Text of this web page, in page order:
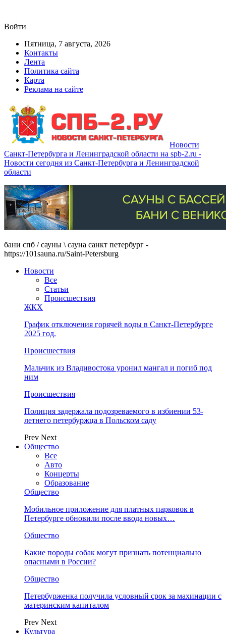
Войти
Пятница, 7 августа, 2026
Контакты
Лента
Политика сайта
Карта
Реклама на сайте
Новости
Санкт-Петербурга и Ленинградской области на spb-2.ru -
Новости сегодня из Санкт-Петербурга и Ленинградской
области
бани спб / сауны \ сауна санкт петербург -
https://101sauna.ru/Saint-Petersburg
Новости
Все
Статьи
Происшествия
ЖКХ
График отключения горячей воды в Санкт-Петербурге
2025 год.
Происшествия
Мальчик из Владивостока уронил мангал и погиб под
ним
Происшествия
Полиция задержала подозреваемого в избиении 53-
летнего петербуржца в Польском саду
Prev Next
Общество
Все
Авто
Концерты
Образование
Общество
Мобильное приложение для платных парковок в
Петербурге обновили после ввода новых…
Общество
Какие породы собак могут признать потенциально
опасными в России?
Общество
Петербурженка получила условный срок за махинации с
материнским капиталом
Prev Next
Культура